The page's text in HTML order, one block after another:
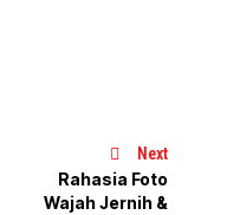
Next
Rahasia Foto
Wajah Jernih &